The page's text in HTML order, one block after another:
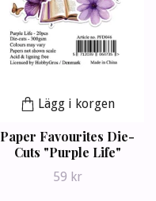
Lägg i korgen
Paper Favourites Die-
Cuts "Purple Life"
59 kr